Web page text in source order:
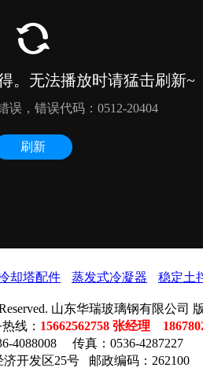
却塔配件 蒸发式冷凝器 稳定土
山东华瑞玻璃钢有限公司
线： 15662562758 张经理
4088008 传真：0536-4287227
济开发区25号 邮政编码：262100